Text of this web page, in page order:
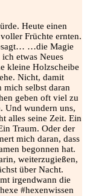
Heute einen
Früchte ernten.
…die Magie
etwas Neues
kleine Holzscheibe
Nicht, damit
mich selbst daran
geben oft viel zu
Und wundern uns,
alles seine Zeit. Ein
Traum. Oder der
mich daran, dass
begonnen hat.
weiterzugießen,
über Nacht.
irgendwann die
#hexenwissen